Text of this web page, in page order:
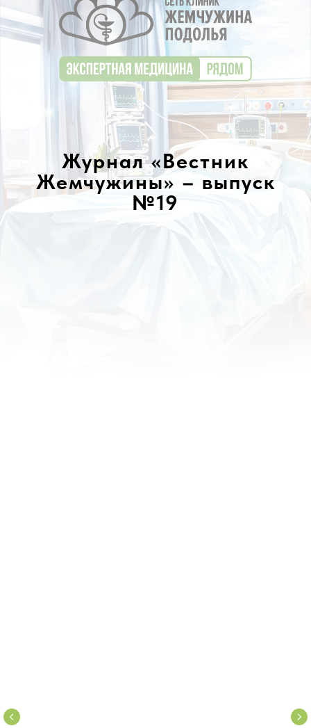
Журнал «Вестник
Жемчужины» – выпуск
№19